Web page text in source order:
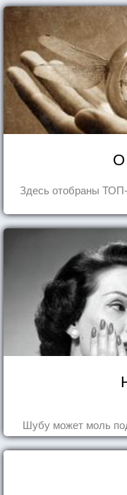
О
Здесь отобраны
Шубу может моль